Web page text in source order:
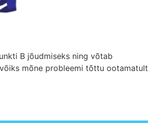
B jõudmiseks ning võtab
mõne probleemi tõttu ootamatult